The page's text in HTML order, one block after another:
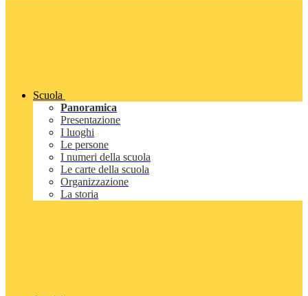
Scuola
Panoramica
Presentazione
I luoghi
Le persone
I numeri della scuola
Le carte della scuola
Organizzazione
La storia